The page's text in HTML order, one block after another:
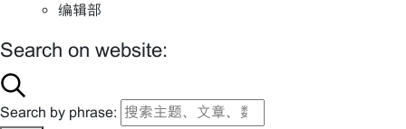
编辑部
Search on website:
Search by phrase: